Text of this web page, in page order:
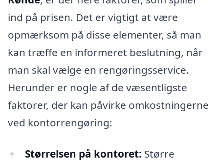
ind på prisen. Det er vigtigt at være
opmærksom på disse elementer, så man
kan træffe en informeret beslutning, når
man skal vælge en rengøringsservice.
Herunder er nogle af de væsentligste
faktorer, der kan påvirke omkostningerne
ved kontorrengøring:
Størrelsen på kontoret: Større